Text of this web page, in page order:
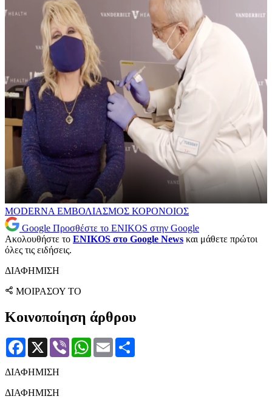
MODERNA ΕΜΒΟΛΙΑΣΜΟΣ ΚΟΡΟΝΟΙΟΣ
Google Προσθέστε το ENIKOS στην Google
Ακολουθήστε το ENIKOS στο Google News και μάθετε πρώτοι
όλες τις ειδήσεις.
ΔΙΑΦΗΜΙΣΗ
ΜΟΙΡΑΣΟΥ ΤΟ
Κοινοποίηση άρθρου
Facebook
X Viber WhatsApp
Email
ΔΙΑΦΗΜΙΣΗ
ΔΙΑΦΗΜΙΣΗ